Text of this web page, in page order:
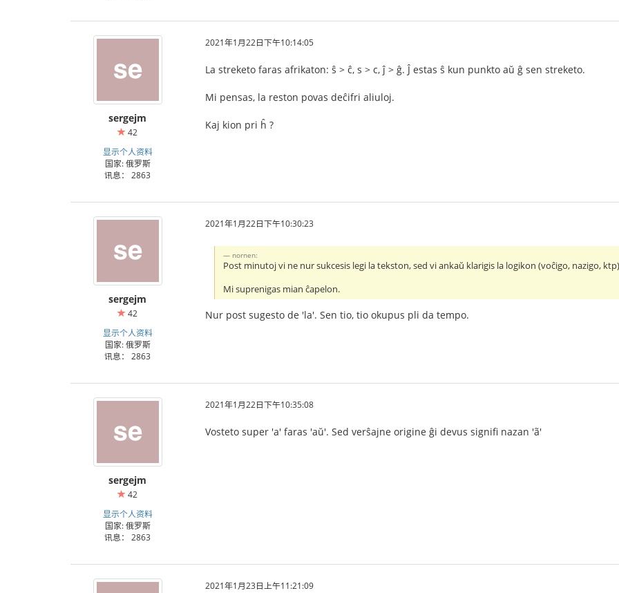
sergejm
42
显示个人资料
国家: 俄罗斯
讯息： 2863
2021年1月22日下午10:14:05
La streketo faras afrikaton: ŝ > ĉ, s > c, ĵ > ĝ. Ĵ estas ŝ kun punkto aŭ ĝ sen streketo.
Mi pensas, la reston povas deĉifri aliuloj.
Kaj kion pri ĥ ?
sergejm
42
显示个人资料
国家: 俄罗斯
讯息： 2863
2021年1月22日下午10:30:23
nornen:
Post minutoj vi ne nur sukcesis legi la tekston, sed vi ankaŭ klarigis la logikon (voĉigo, nazigo,
Mi suprenigas mian ĉapelon.
Nur post sugesto de 'la'. Sen tio, tio okupus pli da tempo.
sergejm
42
显示个人资料
国家: 俄罗斯
讯息： 2863
2021年1月22日下午10:35:08
Vosteto super 'a' faras 'aŭ'. Sed verŝajne origine ĝi devus signifi nazan 'ã'
2021年1月23日上午11:21:09